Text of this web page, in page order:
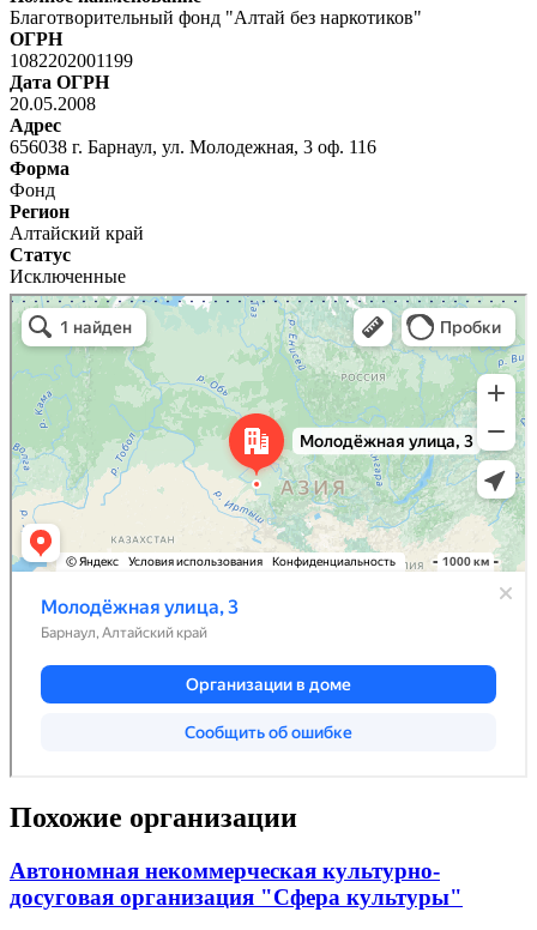
Благотворительный фонд "Алтай без наркотиков"
ОГРН
1082202001199
Дата ОГРН
20.05.2008
Адрес
656038 г. Барнаул, ул. Молодежная, 3 оф. 116
Форма
Фонд
Регион
Алтайский край
Статус
Исключенные
Похожие организации
Автономная некоммерческая культурно-
досуговая организация "Сфера культуры"